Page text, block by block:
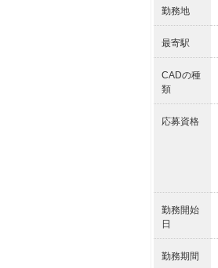
勤務地
最寄駅
CADの種
類
応募資格
勤務開始
日
勤務期間